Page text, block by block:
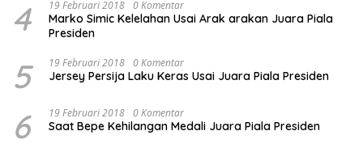
4 19 Februari 2018 0 Komentar
Marko Simic Kelelahan Usai Arak arakan Juara Piala
Presiden
5 19 Februari 2018 0 Komentar
Jersey Persija Laku Keras Usai Juara Piala Presiden
6 19 Februari 2018 0 Komentar
Saat Bepe Kehilangan Medali Juara Piala Presiden